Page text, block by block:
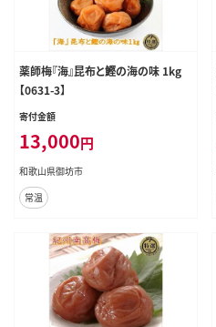
薬師梅『海』昆布と鰹の海の味 1kg
【0631-3】
寄付金額
13,000円
和歌山県御坊市
常温